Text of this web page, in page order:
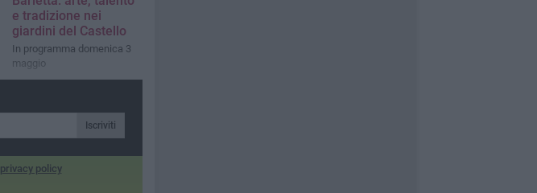
e tradizione nei
giardini del Castello
In programma domenica 3
maggio
Iscriviti
privacy policy